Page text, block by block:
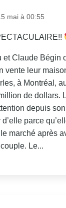
mai à 00:55
et Claude Bégin
vente leur
à Montréal,
de dollars.
depuis
parce
marché après
Le...